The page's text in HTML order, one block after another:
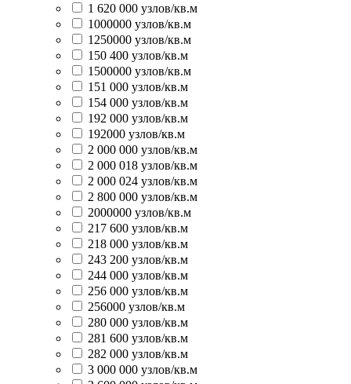
1 620 000 узлов/кв.м
1000000 узлов/кв.м
1250000 узлов/кв.м
150 400 узлов/кв.м
1500000 узлов/кв.м
151 000 узлов/кв.м
154 000 узлов/кв.м
192 000 узлов/кв.м
192000 узлов/кв.м
2 000 000 узлов/кв.м
2 000 018 узлов/кв.м
2 000 024 узлов/кв.м
2 800 000 узлов/кв.м
2000000 узлов/кв.м
217 600 узлов/кв.м
218 000 узлов/кв.м
243 200 узлов/кв.м
244 000 узлов/кв.м
256 000 узлов/кв.м
256000 узлов/кв.м
280 000 узлов/кв.м
281 600 узлов/кв.м
282 000 узлов/кв.м
3 000 000 узлов/кв.м